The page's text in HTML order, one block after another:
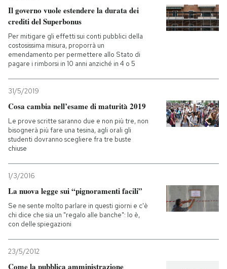
PODCAST
I MIEI PREFERITI
SHOP
AREA PERSONALE
Entra
Il governo vuole estendere la durata dei
crediti del Superbonus
Per mitigare gli effetti sui conti pubblici della
costosissima misura, proporrà un
emendamento per permettere allo Stato di
pagare i rimborsi in 10 anni anziché in 4 o 5
31/5/2019
Cosa cambia nell’esame di maturità 2019
Le prove scritte saranno due e non più tre, non
bisognerà più fare una tesina, agli orali gli
studenti dovranno scegliere fra tre buste
chiuse
1/3/2016
La nuova legge sui “pignoramenti facili”
Se ne sente molto parlare in questi giorni e c'è
chi dice che sia un "regalo alle banche": lo è,
con delle spiegazioni
23/5/2012
Come la pubblica amministrazione